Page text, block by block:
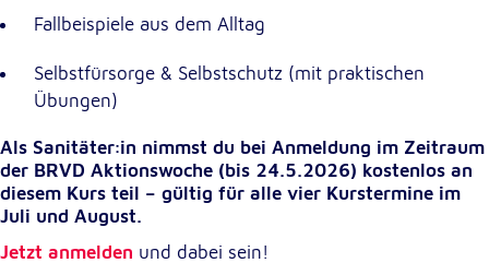
Fallbeispiele aus dem Alltag
Selbstfürsorge & Selbstschutz (mit praktischen
Übungen)
Als Sanitäter:in nimmst du bei Anmeldung im Zeitraum
der BRVD Aktionswoche (bis 24.5.2026) kostenlos an
diesem Kurs teil – gültig für alle vier Kurstermine im
Juli und August.
Jetzt anmelden und dabei sein!
Anbieter:
Google LLC
Zweck:
Einbinden und Anzeigen von Videos
Google Maps